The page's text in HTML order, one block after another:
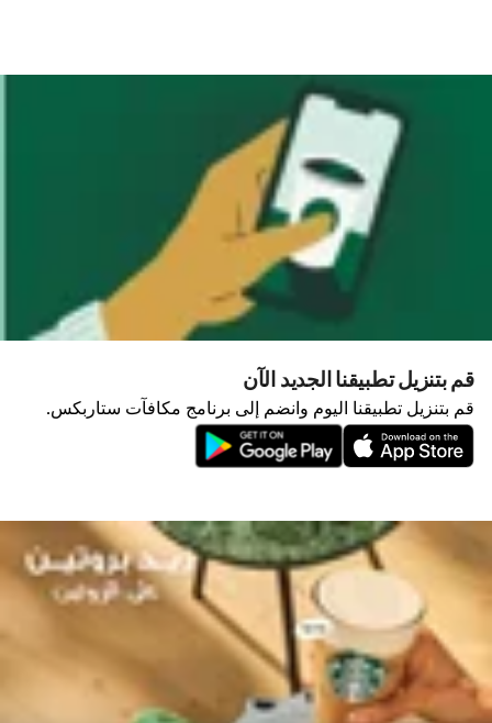
قم بتنزيل تطبيقنا الجديد الآن
قم بتنزيل تطبيقنا اليوم وانضم إلى برنامج مكافآت ستاربكس.